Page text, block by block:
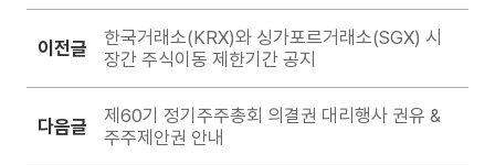
이전글
한국거래소(KRX)와 싱가포르거래소(SGX) 시
장간 주식이동 제한기간 공지
다음글
제60기 정기주주총회 의결권 대리행사 권유 &
주주제안권 안내